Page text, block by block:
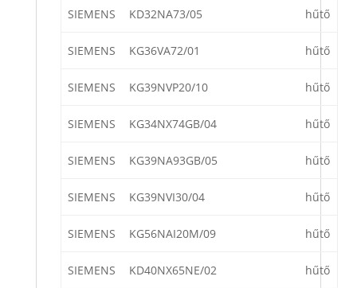
SIEMENS KD32NA73/05 hűtő
SIEMENS KG36VA72/01 hűtő
SIEMENS KG39NVP20/10 hűtő
SIEMENS KG34NX74GB/04 hűtő
SIEMENS KG39NA93GB/05 hűtő
SIEMENS KG39NVI30/04 hűtő
SIEMENS KG56NAI20M/09 hűtő
SIEMENS KD40NX65NE/02 hűtő